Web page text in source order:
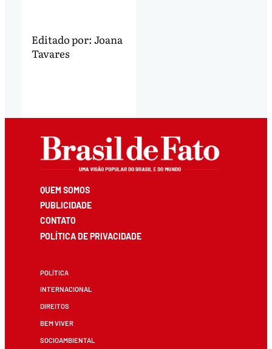
Editado por: Joana
Tavares
QUEM SOMOS
PUBLICIDADE
CONTATO
POLÍTICA DE PRIVACIDADE
POLÍTICA
INTERNACIONAL
DIREITOS
BEM VIVER
SOCIOAMBIENTAL